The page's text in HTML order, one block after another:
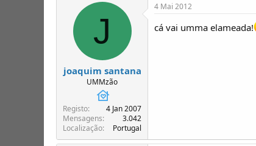
J
joaquim santana
UMMzão
Registo
4 Jan 2007
Mensagens
3.042
Localização
Portugal
4 Mai 2012
cá vai umma elameada!